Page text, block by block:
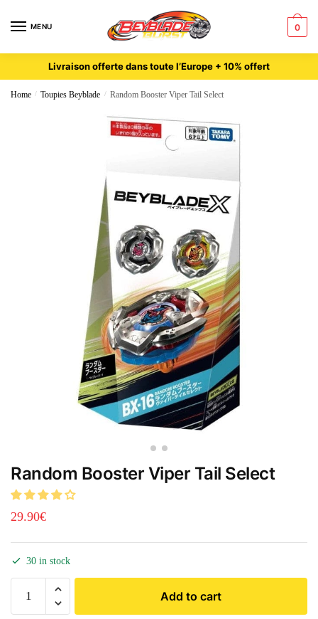
MENU 0
Livraison offerte dans toute l’Europe + 10% offert
Home / Toupies Beyblade / Random Booster Viper Tail Select
Random Booster Viper Tail Select
29.90€
30 in stock
Add to cart